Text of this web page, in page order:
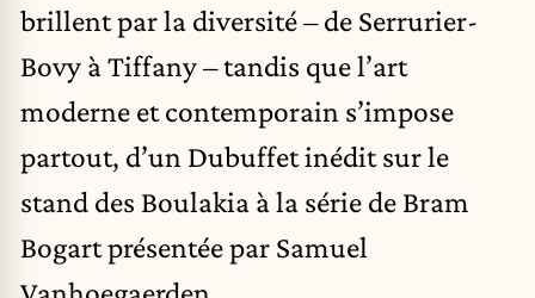
brillent par la diversité – de Serrurier-
Bovy à Tiffany – tandis que l’art
moderne et contemporain s’impose
partout, d’un Dubuffet inédit sur le
stand des Boulakia à la série de Bram
Bogart présentée par Samuel